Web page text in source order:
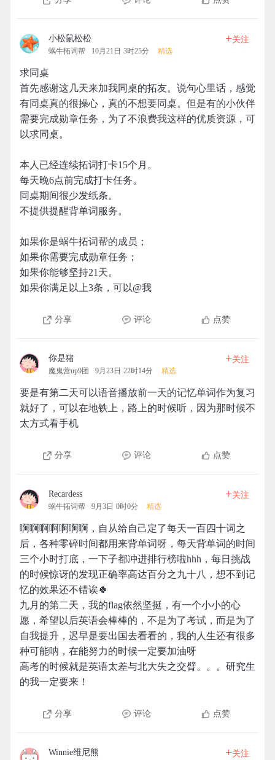
小松鼠松松
蜗牛拓词帮 10月21日 3时25分 精选
+关注
求同桌
首先感谢这几天来加我同桌的拓友。说句心里话，感觉
有同桌真的很操心，真的不想要同桌。但是有的小伙伴
需要完成勋章任务，为了不浪费我这样的优质资源，可
以求同桌。
本人已经连续拓词打卡15个月。
每天晚6点前完成打卡任务。
同桌期间很少发纸条。
不提供提醒背单词服务。
如果你是蜗牛拓词帮的成员；
如果你需要完成勋章任务；
如果你能够坚持21天。
如果你满足以上3条，可以@我
分享 评论 点赞
你是猪
魔鬼营up9团 9月23日 22时14分 精选
+关注
要是有第二天可以语音播放前一天的记忆单词作为复习
就好了，可以在地铁上，路上的时候听，因为那时候不
太方式看手机
分享 评论 点赞
Recardess
蜗牛拓词帮 9月3日 0时0分 精选
+关注
啊啊啊啊啊啊啊，自从给自己定了每天一百四十词之
后，各种零碎时间都用来背单词呀，每天背单词的时间
三个小时打底，一下子都冲进排行榜啦hhh，每日挑战
的时候惊讶的发现正确率高达百分之九十八，想不到记
忆的效果还不错诶🍀
九月的第二天，我的flag依然坚挺，有一个小小的心
愿，希望以后英语会棒棒的，不是为了考试，而是为了
自我提升，迟早是要出国去看看的，我的人生还有很多
种可能呐，在能努力的时候一定要加油呀
高考的时候就是英语太差与北大失之交臂。。。研究生
的我一定要来！
分享 评论 点赞
Winnie维尼熊 +关注